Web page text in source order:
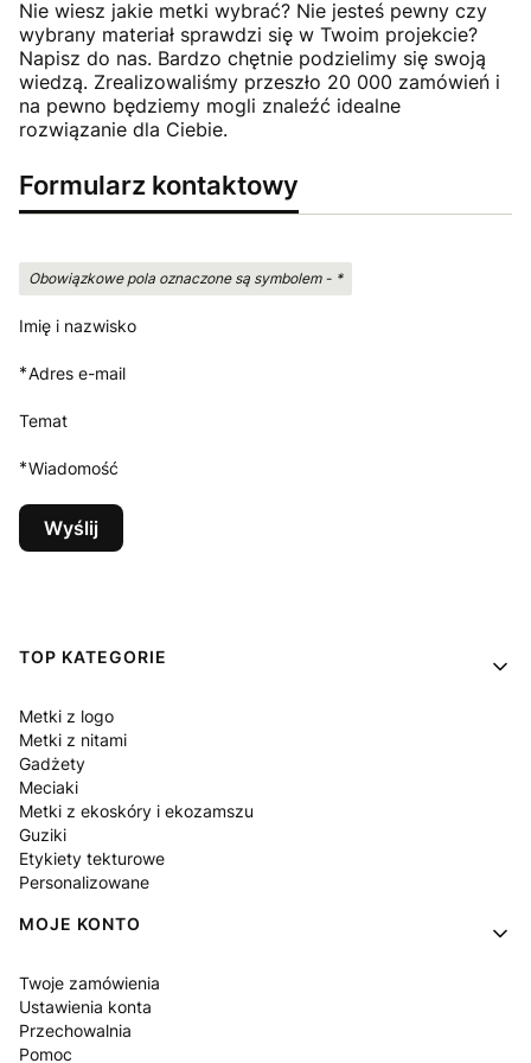
Nie wiesz jakie metki wybrać? Nie jesteś pewny czy
wybrany materiał sprawdzi się w Twoim projekcie?
Napisz do nas. Bardzo chętnie podzielimy się swoją
wiedzą. Zrealizowaliśmy przeszło 20 000 zamówień i
na pewno będziemy mogli znaleźć idealne
rozwiązanie dla Ciebie.
Formularz kontaktowy
Obowiązkowe pola oznaczone są symbolem - *
Imię i nazwisko
*Adres e-mail
Temat
*Wiadomość
Wyślij
Linki w stopce
TOP KATEGORIE
Metki z logo
Metki z nitami
Gadżety
Meciaki
Metki z ekoskóry i ekozamszu
Guziki
Etykiety tekturowe
Personalizowane
MOJE KONTO
Twoje zamówienia
Ustawienia konta
Przechowalnia
Pomoc